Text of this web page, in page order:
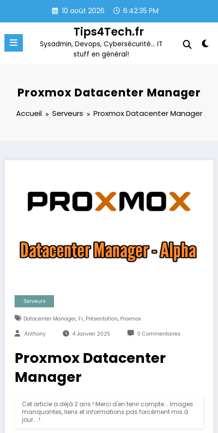
contenu
10 août 2026 6:42:35 PM
Tips4Tech.fr
Sysadmin, Devops, Cybersécurité… IT
stuff en général!
Proxmox Datacenter Manager
Accueil Serveurs Proxmox Datacenter Manager
Serveurs
Datacenter Manager, Fr, Présentation, Proxmox
Anthony 4 Janvier 2025 0 Commentaires
Proxmox Datacenter
Manager
Cet article a déjà 2 ans ! Merci d'en tenir compte... Images
manquantes, liens et informations pas forcément mis à
jour... !